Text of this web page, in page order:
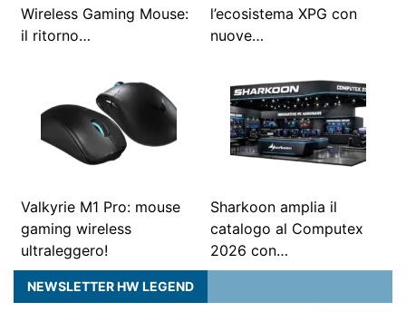
Wireless Gaming Mouse:
il ritorno…
l’ecosistema XPG con
nuove…
Valkyrie M1 Pro: mouse
gaming wireless
ultraleggero!
Sharkoon amplia il
catalogo al Computex
2026 con…
NEWSLETTER HW LEGEND